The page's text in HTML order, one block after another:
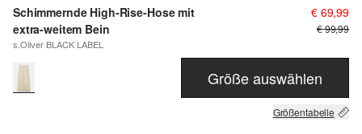
Schimmernde High-Rise-Hose mit
extra-weitem Bein
s.Oliver BLACK LABEL
€ 69,99
€ 99,99
Größe auswählen
Größentabelle